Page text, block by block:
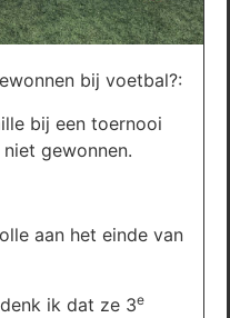
bij voetbal?:
bij een toernooi
gewonnen.
aan het einde van
ik dat ze 3e